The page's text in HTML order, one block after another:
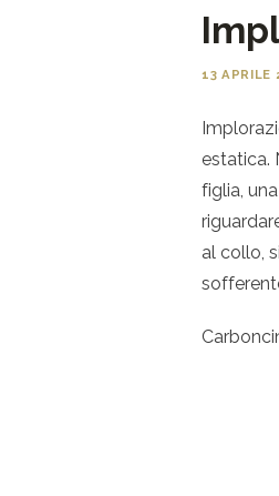
13 APRILE
estatica.
figlia,
al collo,